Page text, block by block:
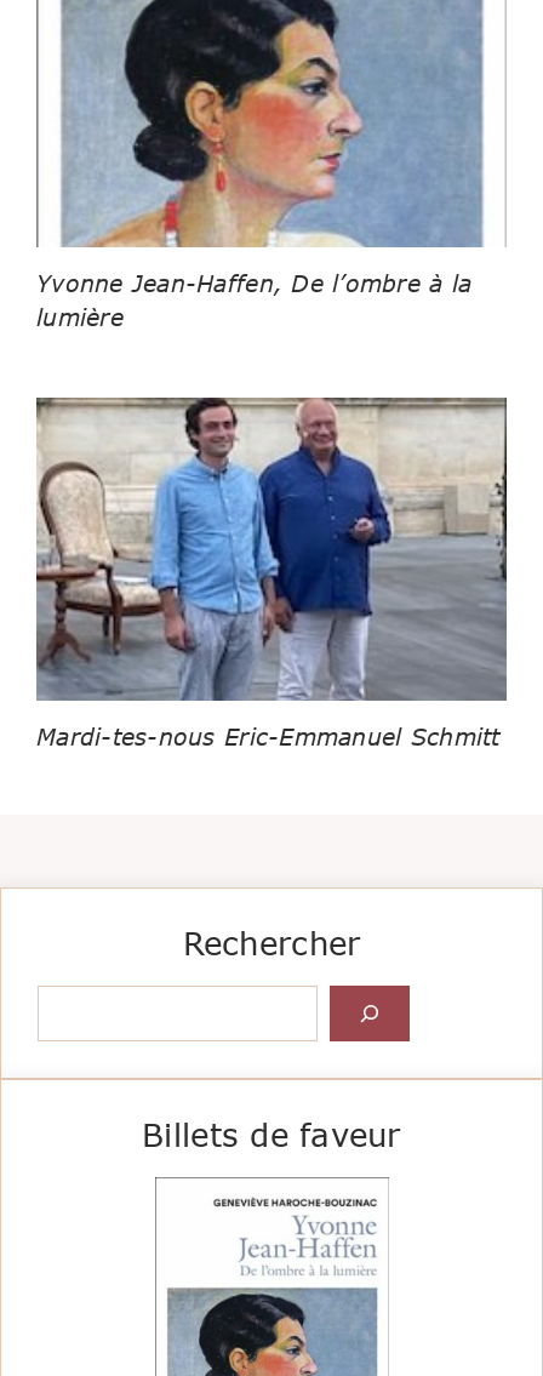
Yvonne Jean-Haffen, De l’ombre à la
lumière
Mardi-tes-nous Eric-Emmanuel Schmitt
Rechercher
Billets de faveur